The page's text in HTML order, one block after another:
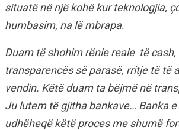
situatë në një kohë kur teknologjia,
humbasim, na lë mbrapa.
Duam të shohim rënie reale të cash,
transparencës së parasë, rritje të të
vendin. Këtë duam ta bëjmë në
Ju lutem të gjitha bankave… Banka
udhëheqë këtë proces me shumë